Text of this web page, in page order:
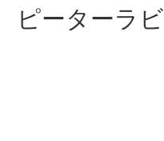
ピーターラ